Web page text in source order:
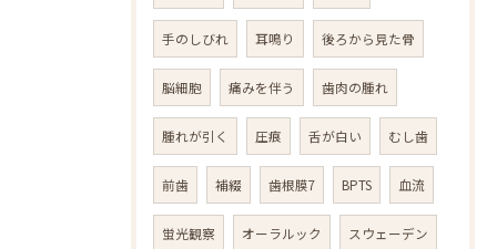
手のしびれ 耳鳴り 後ろから見た骨
脳細胞 痛みを伴う 歯肉の腫れ
腫れが引く 圧痕 舌が白い むし歯
前歯 補綴 歯根膜7 BPTS 血流
蛍光観察 オーラルック スウェーデン